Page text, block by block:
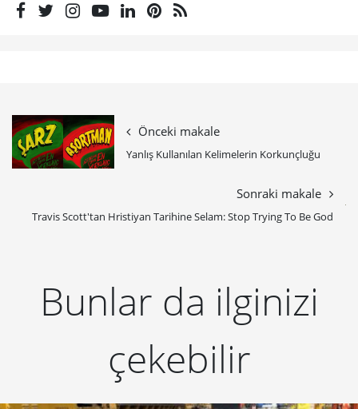
Önceki makale
Yanlış Kullanılan Kelimelerin Korkunçluğu
Sonraki makale
Travis Scott'tan Hristiyan Tarihine Selam: Stop Trying To Be God
Bunlar da ilginizi
çekebilir